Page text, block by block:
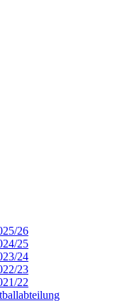
26
25
24
23
22